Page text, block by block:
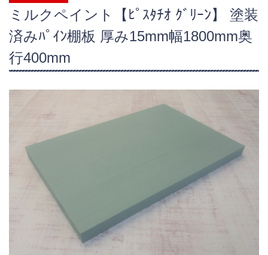
ミルクペイント【ﾋﾟｽﾀﾁｵ ｸﾞﾘｰﾝ】 塗装
済みﾊﾟｲﾝ棚板 厚み15mm幅1800mm奥
行400mm